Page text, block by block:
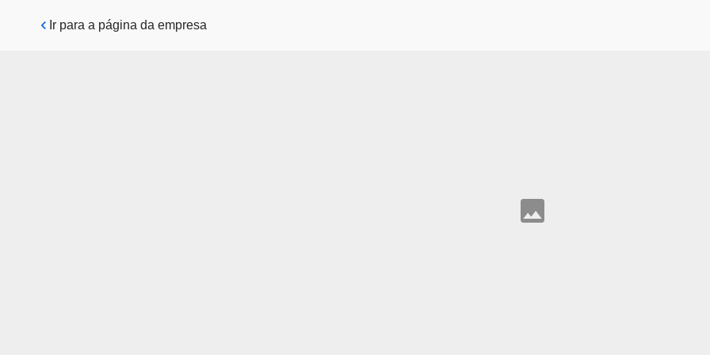
Pular para o conteúdo principal
Ir para a página da empresa